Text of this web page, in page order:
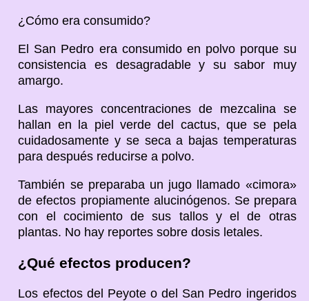
¿Cómo era consumido?
El San Pedro era consumido en polvo porque su
consistencia es desagradable y su sabor muy
amargo.
Las mayores concentraciones de mezcalina se
hallan en la piel verde del cactus, que se pela
cuidadosamente y se seca a bajas temperaturas
para después reducirse a polvo.
También se preparaba un jugo llamado «cimora»
de efectos propiamente alucinógenos. Se prepara
con el cocimiento de sus tallos y el de otras
plantas. No hay reportes sobre dosis letales.
¿Qué efectos producen?
Los efectos del Peyote o del San Pedro ingeridos